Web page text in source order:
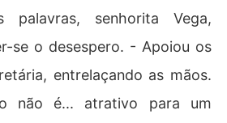
senhorita Vega,
se o desespero. - Apoiou os
entrelaçando as mãos.
não é... atrativo para um